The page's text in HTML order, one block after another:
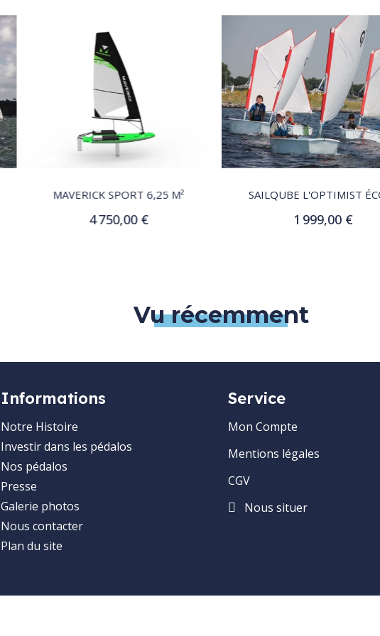
QUICK VIEW
MAVERICK SPORT 6,25 M²
4 750,00 €
Ajouter au panier
QUICK VIEW
SAILQUBE L'OPTIMIST
1 999,00 €
Ajouter au panier
Vu récemment
Informations
Notre Histoire
Investir dans les pédalos
Nos pédalos
Presse
Galerie photos
Nous contacter
Plan du site
Service
Mon Compte
Mentions légales
CGV
Nous situer